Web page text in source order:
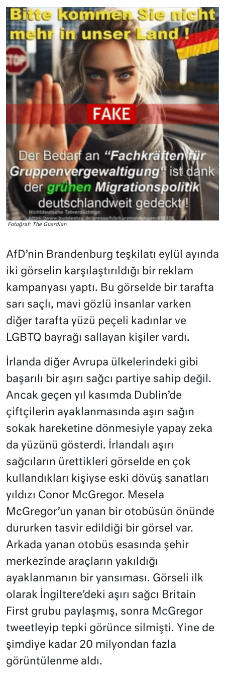
Fotoğraf: The Guardian
AfD’nin Brandenburg teşkilatı eylül ayında
iki görselin karşılaştırıldığı bir reklam
kampanyası yaptı. Bu görselde bir tarafta
sarı saçlı, mavi gözlü insanlar varken
diğer tarafta yüzü peçeli kadınlar ve
LGBTQ bayrağı sallayan kişiler vardı.
İrlanda diğer Avrupa ülkelerindeki gibi
başarılı bir aşırı sağcı partiye sahip değil.
Ancak geçen yıl kasımda Dublin’de
çiftçilerin ayaklanmasında aşırı sağın
sokak hareketine dönmesiyle yapay zeka
da yüzünü gösterdi. İrlandalı aşırı
sağcıların ürettikleri görselde en çok
kullandıkları kişiyse eski dövüş sanatları
yıldızı Conor McGregor. Mesela
McGregor’un yanan bir otobüsün önünde
dururken tasvir edildiği bir görsel var.
Arkada yanan otobüs esasında şehir
merkezinde araçların yakıldığı
ayaklanmanın bir yansıması. Görseli ilk
olarak İngiltere’deki aşırı sağcı Britain
First grubu paylaşmış, sonra McGregor
tweetleyip tepki görünce silmişti. Yine de
şimdiye kadar 20 milyondan fazla
görüntülenme aldı.